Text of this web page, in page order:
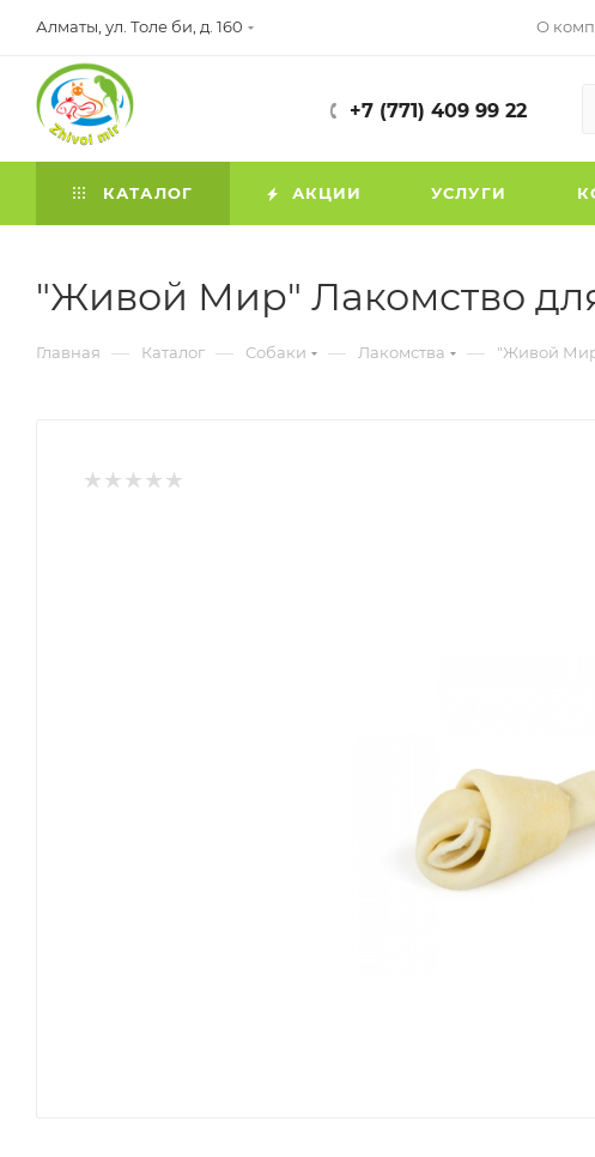
Алматы, ул. Толе би, д. 160 О
+7 (771) 409 99 22
КАТАЛОГ АКЦИИ УСЛУГИ
"Живой Мир" Лакомство для
Главная — Каталог — Собаки — Лакомства — "Живой